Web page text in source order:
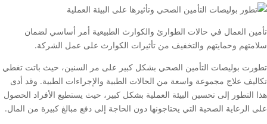
تأمين العمال في حالات الطوارئ والكوارث الطبيعية أمر أساسي لضمان
سلامتهم وحمايتهم والتخفيف من تأثيرات الكوارث على عمل الشركة.
تطورت بوليصات التأمين الصحي بشكل كبير على مر السنين، حيث باتت تغطي
تكاليف علاج مجموعة واسعة من الحالات الطبية والإجراءات الطبية. وقد أدى
هذا التطور إلى تحسين البيئة العملية بشكل كبير، حيث يستطيع الأفراد الحصول
على الرعاية الصحية التي يحتاجونها دون الحاجة إلى دفع مبالغ كبيرة من المال.